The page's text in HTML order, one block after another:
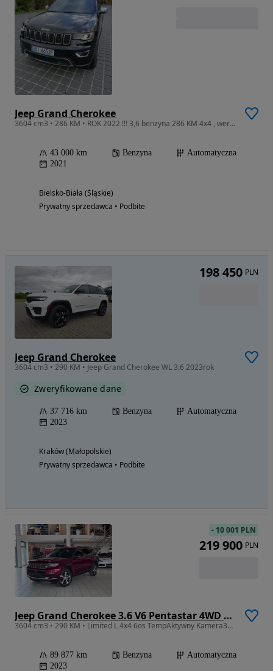
Jeep Grand Cherokee
3604 cm3 • 286 KM • ROK 2022 !!! 3,6 benzyna 286 KM 4x4 , wersja LIMITED niski przebieg
43 000 km Benzyna
Automatyczna
2021
Bielsko-Biała (Śląskie)
Prywatny sprzedawca • Podbite
Jeep Grand Cherokee
3604 cm3 • 290 KM • Jeep Grand Cherokee WL 3.6 2023rok
Zweryfikowane dane
37 716 km Benzyna
Automatyczna
2023
Kraków (Małopolskie)
Prywatny sprzedawca • Podbite
198 450 PLN
Jeep Grand Cherokee 3.6 V6 Pentastar 4WD Automatik Limited
3604 cm3 • 290 KM • Limited L 4x4 6os TempAktywny Kamera360 WentFotele EkranyTył FV23%
89 877 km Benzyna
Automatyczna
2023
- 10 001 PLN
219 900 PLN